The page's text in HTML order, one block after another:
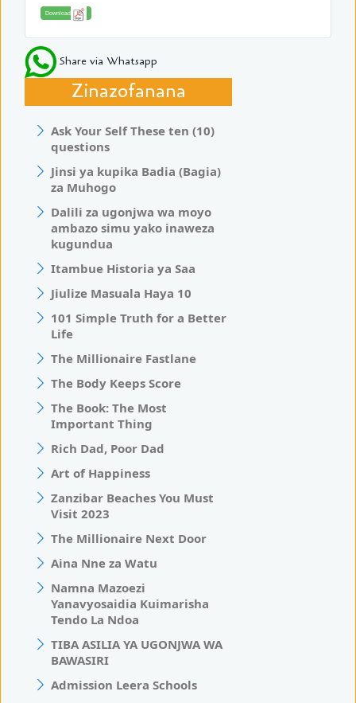
Download
Share via Whatsapp
Zinazofanana
Ask Your Self These ten (10)
questions
Jinsi ya kupika Badia (Bagia)
za Muhogo
Dalili za ugonjwa wa moyo
ambazo simu yako inaweza
kugundua
Itambue Historia ya Saa
Jiulize Masuala Haya 10
101 Simple Truth for a Better
Life
The Millionaire Fastlane
The Body Keeps Score
The Book: The Most
Important Thing
Rich Dad, Poor Dad
Art of Happiness
Zanzibar Beaches You Must
Visit 2023
The Millionaire Next Door
Aina Nne za Watu
Namna Mazoezi
Yanavyosaidia Kuimarisha
Tendo La Ndoa
TIBA ASILIA YA UGONJWA WA
BAWASIRI
Admission Leera Schools